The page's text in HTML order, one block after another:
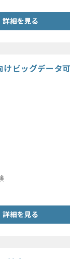
詳細を見る
ビッグデータ
詳細を見る